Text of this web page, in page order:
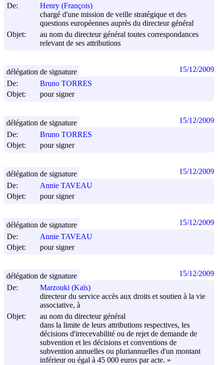
De:
Henry (François)
chargé d'une mission de veille stratégique et des
questions européennes auprès du directeur général
Objet:
au nom du directeur général toutes correspondances
relevant de ses attributions
De:
Bruno TORRES
Objet:
pour signer
délégation de signature 15/12/2009
De:
Bruno TORRES
Objet:
pour signer
délégation de signature 15/12/2009
De:
Annie TAVEAU
Objet:
pour signer
délégation de signature 15/12/2009
De:
Annie TAVEAU
Objet:
pour signer
délégation de signature 15/12/2009
De:
Marzouki (Kaïs)
directeur du service accès aux droits et soutien à la vie
associative, à
Objet:
au nom du directeur général
dans la limite de leurs attributions respectives, les
décisions d'irrecevabilité ou de rejet de demande de
subvention et les décisions et conventions de
subvention annuelles ou pluriannuelles d'un montant
inférieur ou égal à 45 000 euros par acte. »
délégation de signature 15/12/2009